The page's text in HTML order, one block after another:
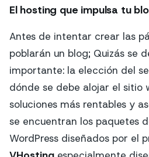
El hosting que impulsa tu
Antes de intentar crear las
poblarán un blog; Quizás se
importante: la elección del
dónde se debe alojar el sitio
soluciones más rentables y
se encuentran los paquetes
WordPress diseñados por el